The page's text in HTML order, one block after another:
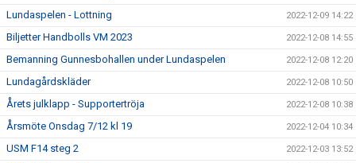
Lundaspelen - Lottning 2022-12-09 14:22
Biljetter Handbolls VM 2023 2022-12-08 14:55
Bemanning Gunnesbohallen under Lundaspelen 2022-12-08 12:20
Lundagårdskläder 2022-12-08 10:50
Årets julklapp - Supportertröja 2022-12-08 10:38
Årsmöte Onsdag 7/12 kl 19 2022-12-04 10:34
USM F14 steg 2 2022-12-03 13:52